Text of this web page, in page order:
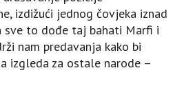
izdižući jednog čovjeka iznad
sve to dođe taj bahati Marfi i
nam predavanja kako bi
izgleda za ostale narode –